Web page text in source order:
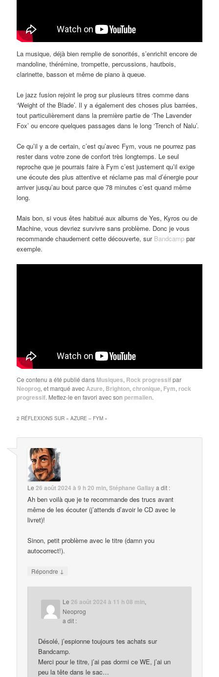
La musique, déjà bien remplie de sonorités, s’enrichit encore de
mandoline, thérémine, trompette, percussions, hautbois,
clarinette, basson et même de piano à queue.
Le jazz fusion rejoint le prog sur plusieurs titres comme dans
‘Weight of the Blade’. Il y a également des choses plus barrées,
tout particulièrement dans la première partie de ‘The Lavender
Fox’ ou encore quelques passages dans le long ‘Trench of Nalu’.
Ce qu’il y a de certain, c’est qu’avec Fym, vous ne pourrez pas
rester dans votre zone de confort très longtemps. Le seul
reproche que je pourrais faire à Fym c’est justement qu’il exige
une écoute des plus attentive et réclame pas mal d’énergie pour
arriver jusqu’au bout parce que 78 minutes c’est quand même
long.
Mais bon, si vous êtes habitué aux albums de Yes, Kyros ou de
Machine, vous devriez survivre sans problème. Donc je vous
recommande chaudement cette découverte, sur Bandcamp par
exemple.
Ce contenu a été publié dans Musiques, Rock progressifpar
Neoprog, et marqué avecAzure, Brighton,chronique, Fym, rock
progressif. Mettez-le en favori avec son permalien.
2 RÉFLEXIONS SUR «AZURE – FYM »
Le26 août 2024 à 9 h 20 min,Stéphane Gallay a dit :
Ah ben voilà que je te recommande des trucs avant
même de les écouter (j’attends d’avoir le CD avec le
livret)!
Sinon, petit problème avec le titre (damn you
autocorrect!).
Répondre ↓
Le 26 août 2024 à 11 h 08 min,
Neoprog
a dit :
Désolé, j’espionne toujours tes achats sur
Bandcamp.
Merci pour le titre, j’ai pas dormi ce WE, j’ai un
peu la tête dans le sac…